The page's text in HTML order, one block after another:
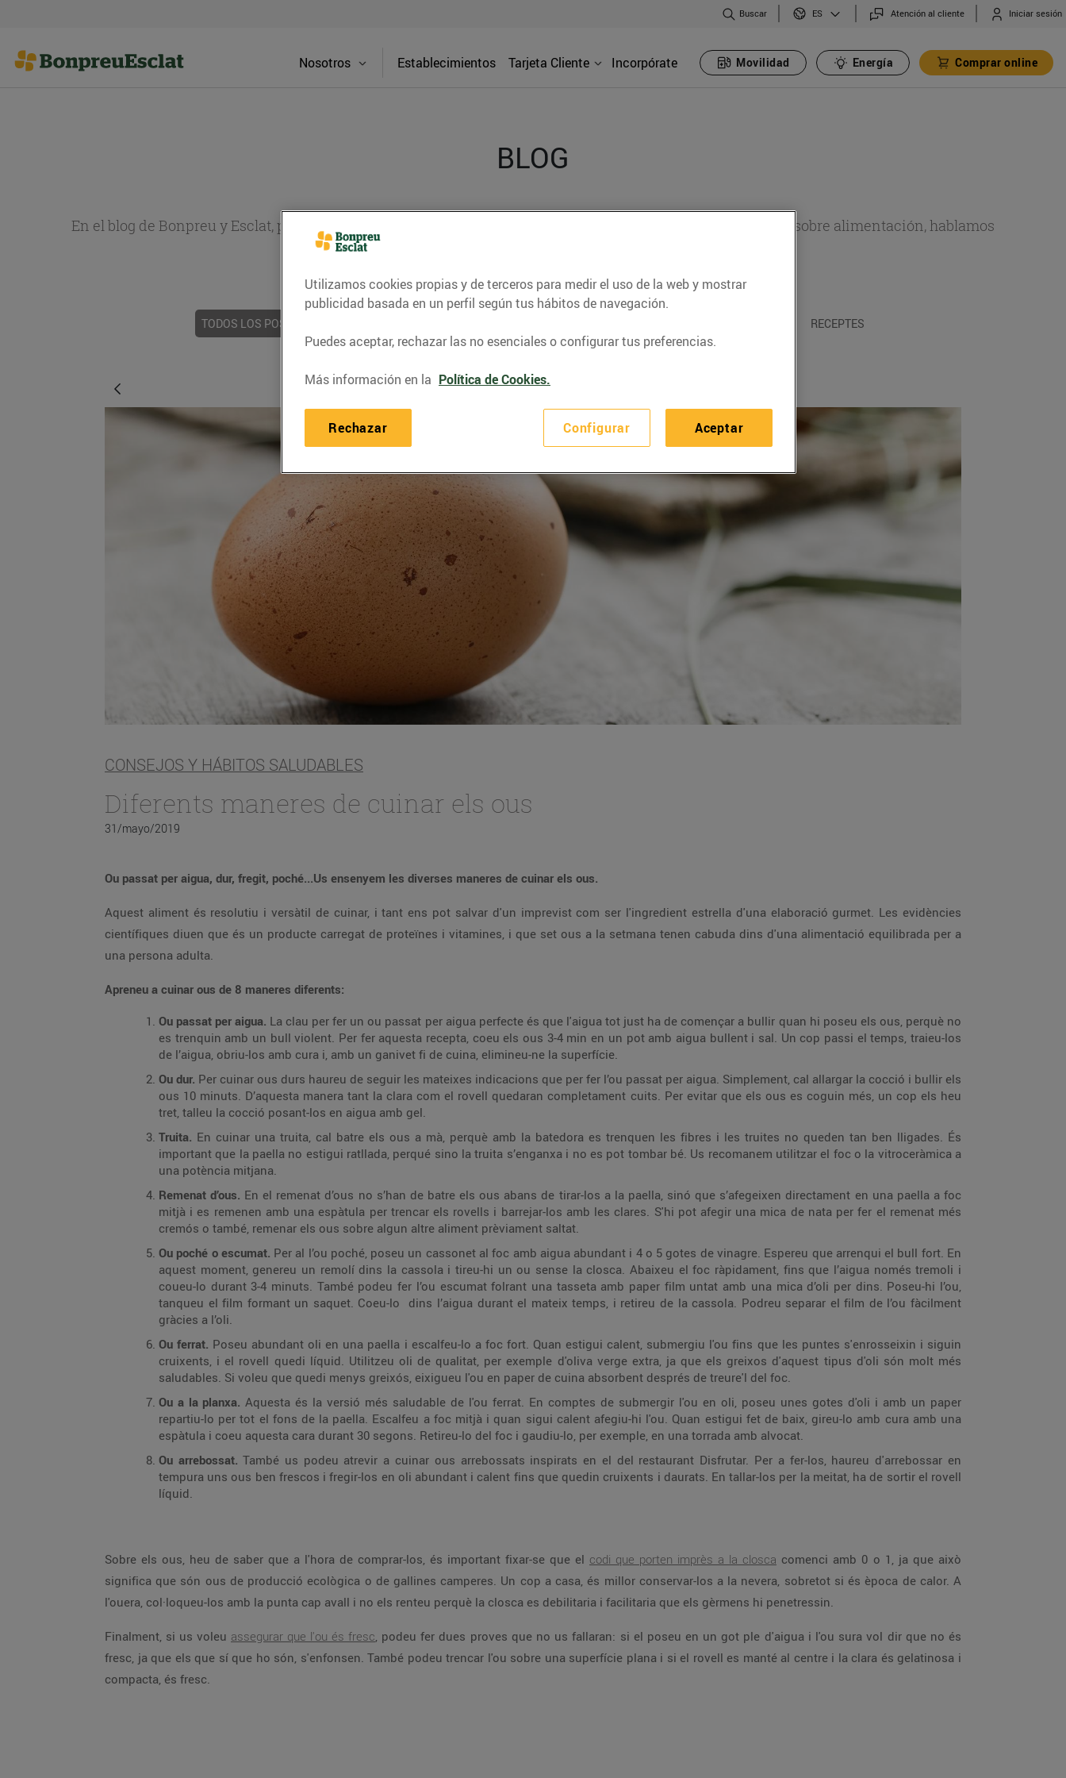
Buscar ES Atención al cliente Iniciar sesión
Nosotros Establecimientos Tarjeta Cliente Incorpórate Movilidad Energía Comprar online
BLOG
En el blog de Bonpreu y Esclat, puedes encontrar recetas, consejos nutricionales, información de actualidad sobre alimentación, hablamos
sobre gastronomía de nuestro territorio y muchos otros temas.
TODOS LOS POSTS RECEPTES
CONSEJOS Y HÁBITOS SALUDABLES
Diferents maneres de cuinar els ous
31/mayo/2019
Ou passat per aigua, dur, fregit, poché...Us ensenyem les diverses maneres de cuinar els ous.
Aquest aliment és resolutiu i versàtil de cuinar, i tant ens pot salvar d'un imprevist com ser l'ingredient estrella d'una elaboració gurmet. Les evidències
científiques diuen que és un producte carregat de proteïnes i vitamines, i que set ous a la setmana tenen cabuda dins d'una alimentació equilibrada per a
una persona adulta.
Apreneu a cuinar ous de 8 maneres diferents:
Ou passat per aigua. La clau per fer un ou passat per aigua perfecte és que l'aigua tot just ha de començar a bullir quan hi poseu els ous, perquè no
es trenquin amb un bull violent. Per fer aquesta recepta, coeu els ous 3-4 min en un pot amb aigua bullent i sal. Un cop passi el temps, traieu-los
de l’aigua, obriu-los amb cura i, amb un ganivet fi de cuina, elimineu-ne la superfície.
Ou dur. Per cuinar ous durs haureu de seguir les mateixes indicacions que per fer l’ou passat per aigua. Simplement, cal allargar la cocció i bullir els
ous 10 minuts. D’aquesta manera tant la clara com el rovell quedaran completament cuits. Per evitar que els ous es coguin més, un cop els heu
tret, talleu la cocció posant-los en aigua amb gel.
Truita. En cuinar una truita, cal batre els ous a mà, perquè amb la batedora es trenquen les fibres i les truites no queden tan ben lligades. És
important que la paella no estigui ratllada, perqué sino la truita s’enganxa i no es pot tombar bé. Us recomanem utilitzar el foc o la vitroceràmica a
una potència mitjana.
Remenat d’ous. En el remenat d’ous no s’han de batre els ous abans de tirar-los a la paella, sinó que s’afegeixen directament en una paella a foc
mitjà i es remenen amb una espàtula per trencar els rovells i barrejar-los amb les clares. S'hi pot afegir una mica de nata per fer el remenat més
cremós o també, remenar els ous sobre algun altre aliment prèviament saltat.
Ou poché o escumat. Per al l’ou poché, poseu un cassonet al foc amb aigua abundant i 4 o 5 gotes de vinagre. Espereu que arrenqui el bull fort. En
aquest moment, genereu un remolí dins la cassola i tireu-hi un ou sense la closca. Abaixeu el foc ràpidament, fins que l’aigua només tremoli i
coueu-lo durant 3-4 minuts. També podeu fer l’ou escumat folrant una tasseta amb paper film untat amb una mica d’oli per dins. Poseu-hi l’ou,
tanqueu el film formant un saquet. Coeu-lo dins l’aigua durant el mateix temps, i retireu de la cassola. Podreu separar el film de l’ou fàcilment
gràcies a l’oli.
Ou ferrat. Poseu abundant oli en una paella i escalfeu-lo a foc fort. Quan estigui calent, submergiu l'ou fins que les puntes s'enrosseixin i siguin
cruixents, i el rovell quedi líquid. Utilitzeu oli de qualitat, per exemple d'oliva verge extra, ja que els greixos d'aquest tipus d'oli són molt més
saludables. Si voleu que quedi menys greixós, eixigueu l'ou en paper de cuina absorbent després de treure'l del foc.
Ou a la planxa. Aquesta és la versió més saludable de l'ou ferrat. En comptes de submergir l'ou en oli, poseu unes gotes d'oli i amb un paper
repartiu-lo per tot el fons de la paella. Escalfeu a foc mitjà i quan sigui calent afegiu-hi l'ou. Quan estigui fet de baix, gireu-lo amb cura amb una
espàtula i coeu aquesta cara durant 30 segons. Retireu-lo del foc i gaudiu-lo, per exemple, en una torrada amb alvocat.
Ou arrebossat. També us podeu atrevir a cuinar ous arrebossats inspirats en el del restaurant Disfrutar. Per a fer-los, haureu d'arrebossar en
tempura uns ous ben frescos i fregir-los en oli abundant i calent fins que quedin cruixents i daurats. En tallar-los per la meitat, ha de sortir el rovell
líquid.
Sobre els ous, heu de saber que a l'hora de comprar-los, és important fixar-se que el codi que porten imprès a la closca comenci amb 0 o 1, ja que això
significa que són ous de producció ecològica o de gallines camperes. Un cop a casa, és millor conservar-los a la nevera, sobretot si és època de calor. A
l'ouera, col·loqueu-los amb la punta cap avall i no els renteu perquè la closca es debilitaria i facilitaria que els gèrmens hi penetressin.
Finalment, si us voleu assegurar que l'ou és fresc, podeu fer dues proves que no us fallaran: si el poseu en un got ple d'aigua i l'ou sura vol dir que no és
fresc, ja que els que sí que ho són, s'enfonsen. També podeu trencar l'ou sobre una superfície plana i si el rovell es manté al centre i la clara és gelatinosa i
compacta, és fresc.
Utilizamos cookies propias y de terceros para medir el uso de la web y mostrar
publicidad basada en un perfil según tus hábitos de navegación.
Puedes aceptar, rechazar las no esenciales o configurar tus preferencias.
Más información en la Política de Cookies.
Configurar
Rechazar Aceptar